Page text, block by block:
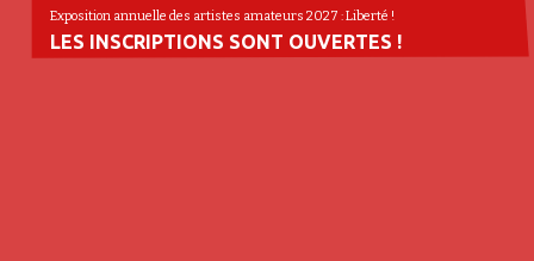
Exposition annuelle des artistes amateurs 2027 : Liberté !
LES INSCRIPTIONS SONT OUVERTES !